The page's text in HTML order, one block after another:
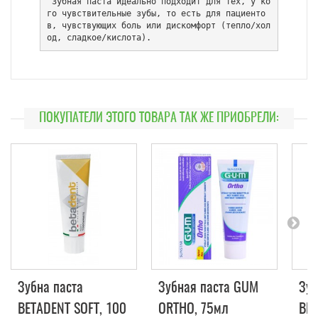
го чувствительные зубы, то есть для пациенто
в, чувствующих боль или дискомфорт (тепло/хол
од, сладкое/кислота).
ПОКУПАТЕЛИ ЭТОГО ТОВАРА ТАК ЖЕ ПРИОБРЕЛИ:
Зубна паста
BETADENT SOFT, 100
Зубная паста GUM
ORTHO, 75мл